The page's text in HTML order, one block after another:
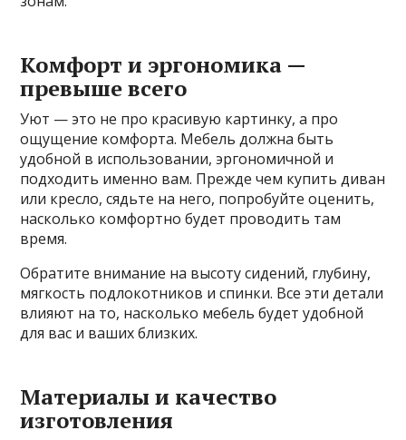
Комфорт и эргономика —
превыше всего
Уют — это не про красивую картинку, а про
ощущение комфорта. Мебель должна быть
удобной в использовании, эргономичной и
подходить именно вам. Прежде чем купить диван
или кресло, сядьте на него, попробуйте оценить,
насколько комфортно будет проводить там
время.
Обратите внимание на высоту сидений, глубину,
мягкость подлокотников и спинки. Все эти детали
влияют на то, насколько мебель будет удобной
для вас и ваших близких.
Материалы и качество
изготовления